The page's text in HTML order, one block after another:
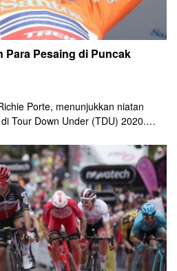
Para Pesaing di Puncak
Porte, menunjukkan niatan
Tour Down Under (TDU) 2020.
Etape 3 yang berakhir di